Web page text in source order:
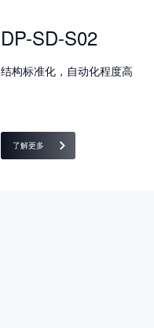
DP-SD-S02
结构标准化，自动化程度高
了解更多